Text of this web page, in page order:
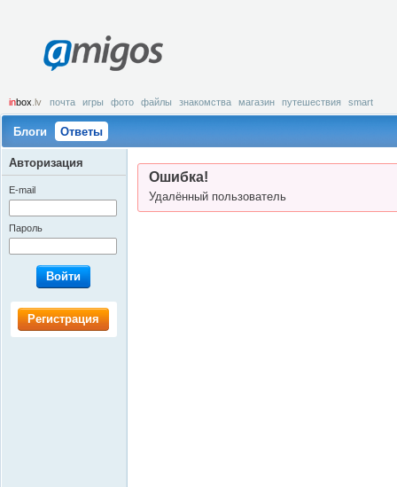
amigos
inbox .lv почта игры фото файлы знакомства магазин путешествия smart
Блоги Ответы
Ошибка!
Удалённый пользователь
Авторизация
E-mail
Пароль
Войти
Регистрация